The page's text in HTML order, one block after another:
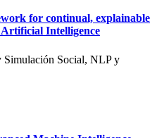
for continual, explainable
Artificial Intelligence
Simulación Social, NLP y